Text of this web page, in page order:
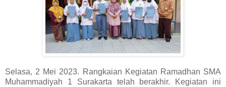
Selasa, 2 Mei 2023. Rangkaian Kegiatan Ramadhan SMA
Muhammadiyah 1 Surakarta telah berakhir. Kegiatan ini